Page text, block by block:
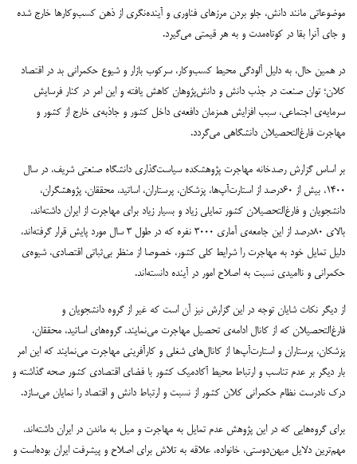
موضوعاتی مانند دانش، جلو بردن مرزهای فناوری و آینده‌نگری از ذهن کسب‌وکارها خارج شده
و جای آنرا بقا در کوتاه‌مدت و به هر قیمتی می‌گیرد.
در همین حال، به دلیل آلودگی محیط کسب‌وکار، سرکوب بازار و شیوع حکمرانی بد در اقتصاد
کلان؛ توان صنعت در جذب دانش و دانش‌پژوهان کاهش یافته و این امر در کنار فرسایش
سرمایه‌ی اجتماعی، سبب افزایش همزمان دافعه‌ی داخل کشور و جاذبه‌ی خارج از کشور و
مهاجرت فارغ‌التحصیلان دانشگاهی می‌گردد.
بر اساس گزارش رصدخانه مهاجرت پژوهشکده سیاست‌گذاری دانشگاه صنعتی شریف، در سال
۱۴۰۰، بیش از ۶۰درصد از استارت‌آپ‌ها، پزشکان، پرستاران، اساتید، محققان، پژوهشگران،
دانشجویان و فارغ‌التحصیلان کشور تمایلی زیاد و بسیار زیاد برای مهاجرت از ایران داشته‌اند.
بالای ۸۰درصد از این جامعه‌ی آماری ۳۰۰۰ نفره که در طول ۳ سال مورد پایش قرار گرفته‌اند،
دلیل تمایل خود به مهاجرت را شرایط کلی کشور، خصوصا از منظر بی‌ثباتی اقتصادی، شیوه‌ی
حکمرانی و ناامیدی نسبت به اصلاح امور در آینده دانسته‌اند.
از دیگر نکات شایان توجه در این گزارش نیز آن است که غیر از گروه دانشجویان و
فارغ‌التحصیلان که از کانال ادامه‌ی تحصیل مهاجرت می‌نمایند، گروه‌های اساتید، محققان،
پزشکان، پرستاران و استارت‌آپ‌ها از کانال‌های شغلی و کارآفرینی مهاجرت می‌نمایند که این امر
بار دیگر بر عدم تناسب و ارتباط محیط آکادمیک کشور با فضای اقتصادی کشور صحه گذاشته و
درک نادرست نظام حکمرانی کلان کشور از نسبت و ارتباط دانش و اقتصاد را نمایان می‌سازد.
برای گروه‌هایی که در این پژوهش عدم تمایل به مهاجرت و میل به ماندن در ایران داشته‌اند،
مهم‌ترین دلایل میهن‌دوستی، خانواده، علاقه به تلاش برای اصلاح و پیشرفت ایران بوده‌است و